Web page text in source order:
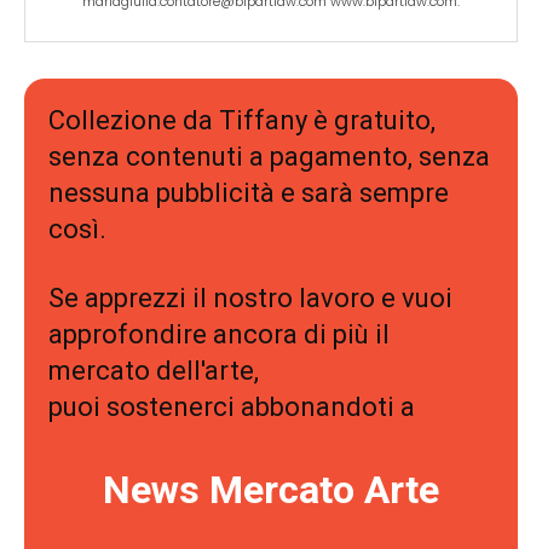
Collezione da Tiffany è gratuito,
senza contenuti a pagamento, senza
nessuna pubblicità e sarà sempre
così.
Se apprezzi il nostro lavoro e vuoi
approfondire ancora di più il
mercato dell'arte,
puoi sostenerci abbonandoti a
News Mercato Arte